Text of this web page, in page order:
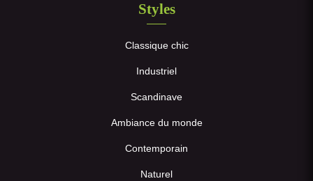
Styles
Classique chic
Industriel
Scandinave
Ambiance du monde
Contemporain
Naturel